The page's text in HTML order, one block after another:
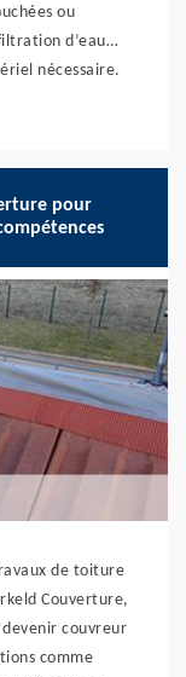
ou
d’eau…
nécessaire.
pour
de toiture
Couverture,
couvreur
comme